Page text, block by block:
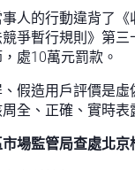
人的行動違背了
爭暫行規則》第
處10萬元罰款。
假造用戶評價是
全、正確、實時
場監管局查處北